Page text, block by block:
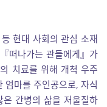
현대 사회의 관심 소재
떠나가는 관들에게』가
치료를 위해 개척 우주
엄마를 주인공으로, 자식
간병의 삶을 저울질하